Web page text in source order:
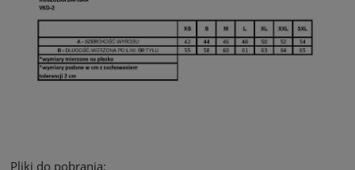
Pliki do pobrania: